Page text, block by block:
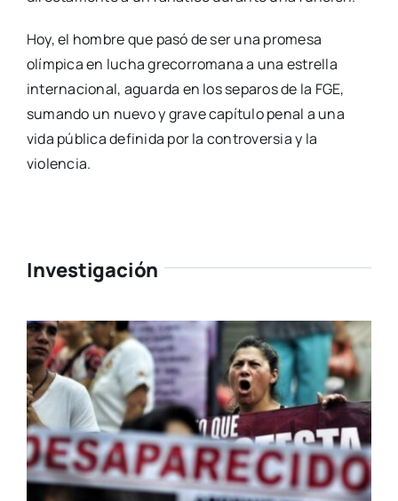
Hoy,el hombre que pasó de ser una promesa
olímpica en lucha grecorromana a una estrella
internacional, aguarda en los separos de la FGE,
sumando un nuevo y grave capítulo penal a una
vida pública definida por la controversia y la
violencia.
Investigación